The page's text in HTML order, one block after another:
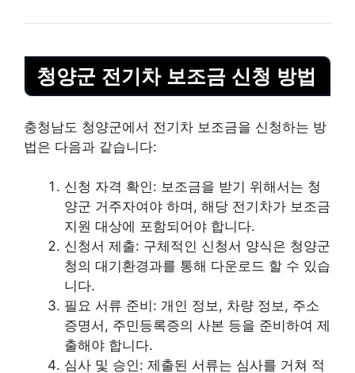
청양군 전기차 보조금 신청 방법
충청남도 청양군에서 전기차 보조금을 신청하는 방
법은 다음과 같습니다:
신청 자격 확인: 보조금을 받기 위해서는 청
양군 거주자여야 하며, 해당 전기차가 보조금
지원 대상에 포함되어야 합니다.
신청서 제출: 구체적인 신청서 양식은 청양군
청의 대기환경과를 통해 다운로드 할 수 있습
니다.
필요 서류 준비: 개인 정보, 차량 정보, 주소
증명서, 주민등록증의 사본 등을 준비하여 제
출해야 합니다.
심사 및 승인: 제출된 서류는 심사를 거쳐 적